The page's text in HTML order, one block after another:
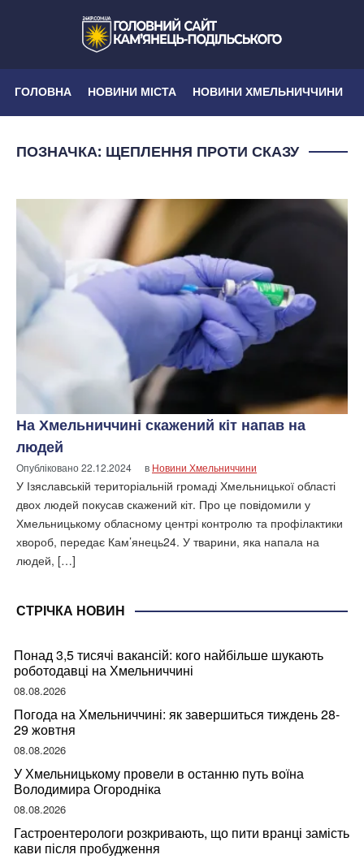
ГОЛОВНА НОВИНИ МІСТА НОВИНИ ХМЕЛЬНИЧЧИНИ
ПОЗНАЧКА: ЩЕПЛЕННЯ ПРОТИ СКАЗУ
На Хмельниччині скажений кіт напав на
людей
Опубліковано22.12.2024 в Новини Хмельниччини
У Ізяславській територіальній громаді Хмельницької області
двох людей покусав скажений кіт. Про це повідомили у
Хмельницькому обласному центрі контролю та профілактики
хвороб, передає Кам’янець24. У тварини, яка напала на
людей, […]
СТРІЧКА НОВИН
Понад 3,5 тисячі вакансій: кого найбільше шукають
роботодавці на Хмельниччині
08.08.2026
Погода на Хмельниччині: як завершиться тиждень 28-
29 жовтня
08.08.2026
У Хмельницькому провели в останню путь воїна
Володимира Огородніка
08.08.2026
Гастроентерологи розкривають, що пити вранці замість
кави після пробудження